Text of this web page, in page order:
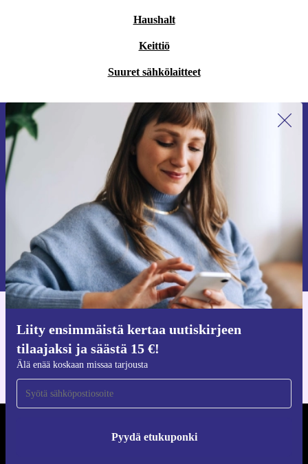
Haushalt
Keittiö
Suuret sähkölaitteet
Liity ensimmäistä kertaa uutiskirjeen
tilaajaksi ja säästä 15 €!
Älä enää koskaan missaa tarjousta
Pyydä etukuponki
Liity ensimmäistä kertaa uutiskirjeen
tilaajaksi ja säästä 15 €!
Älä missaa enää yhtäkään tarjousta.
Pyydä etukuponki
Lisätietoja henkilötietojen käytöstä löydättietosuojaselosteestamme.
iOS:lle ja Androidille